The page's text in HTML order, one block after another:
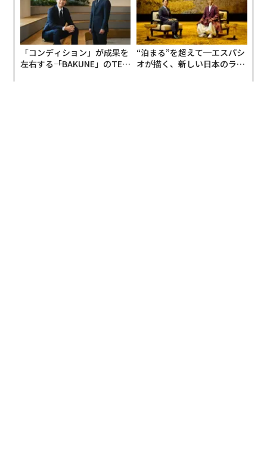
「コンディション」が成果を
左右する――「BAKUNE」のTEN
“泊まる”を超えて─エスパシ
オが描く、新しい日本のラグ